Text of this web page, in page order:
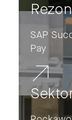
SAP
Pay